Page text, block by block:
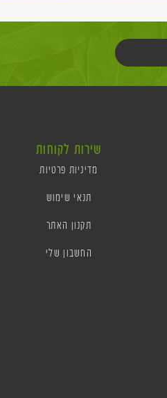
שירות לקוחות
מדיניות פרטיות
תנאי שימוש
תקנון האתר
החשבון שלי